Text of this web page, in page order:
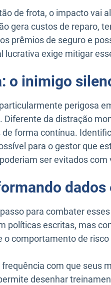
de frota, o impacto vai
gera custos de reparo,
prêmios de seguro e
lucrativa exige mitigar
o inimigo
perigosa
Diferente da distração
forma contínua.
para o gestor que
ser evitados com
para combater
políticas escritas, mas
o comportamento de risco
frequência com que seus
desenhar